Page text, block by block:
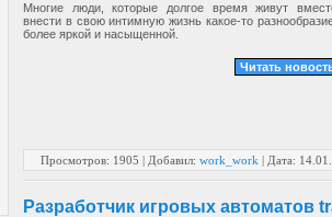
Многие люди, которые долгое время живут
внести в свою интимную жизнь какое-то
более яркой и насыщенной.
Читать
Просмотров: 1905 | Добавил: work_work | Дата:
Разработчик игровых автоматов